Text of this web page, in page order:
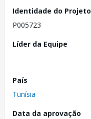
Identidade do Projeto
P005723
Líder da Equipe
País
Tunísia
Data da aprovação